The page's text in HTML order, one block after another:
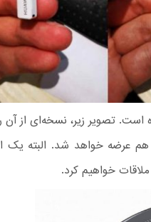
پرو هم در راه است. تصویر زیر، نسخه‌ای از
عرضه خواهد شد. البته یک